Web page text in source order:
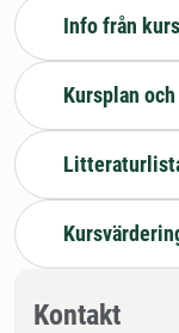
Info från
Kursplan
Kontakt